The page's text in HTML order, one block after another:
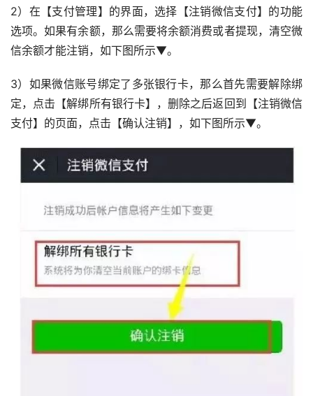
2）在【支付管理】的界面，选择【注销微信支付】的功能
选项。如果有余额，那么需要将余额消费或者提现，清空微
信余额才能注销，如下图所示▼。
3）如果微信账号绑定了多张银行卡，那么首先需要解除绑
定，点击【解绑所有银行卡】，删除之后返回到【注销微信
支付】的页面，点击【确认注销】，如下图所示▼。